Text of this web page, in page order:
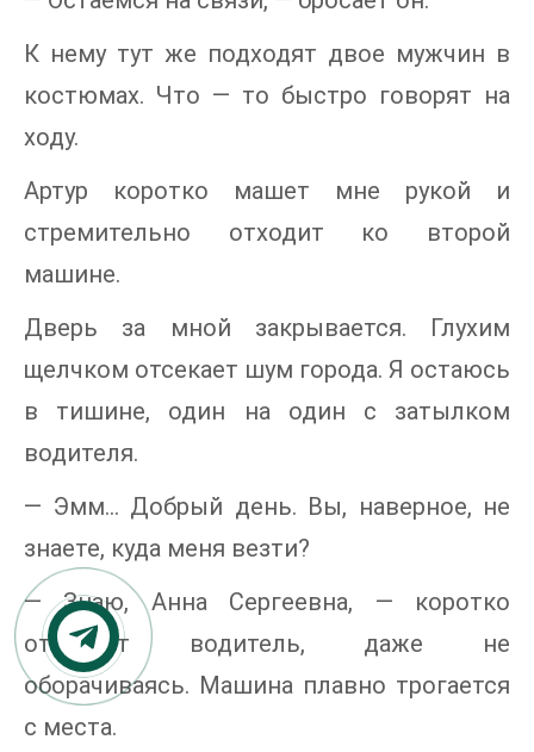
К нему тут же подходят двое мужчин в
костюмах. Что — то быстро говорят на
ходу.
Артур коротко машет мне рукой и
стремительно отходит ко второй
машине.
Дверь за мной закрывается. Глухим
щелчком отсекает шум города. Я остаюсь
в тишине, один на один с затылком
водителя.
— Эмм… Добрый день. Вы, наверное, не
знаете, куда меня везти?
— Знаю, Анна Сергеевна, — коротко
отвечает водитель, даже не
оборачиваясь. Машина плавно трогается
с места.